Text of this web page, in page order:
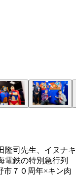
隆司先生、イヌナキ
電鉄の特別急行列
市７０周年×キン肉